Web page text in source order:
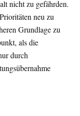
nicht zu gefährden.
neu zu
Grundlage zu
als die
durch